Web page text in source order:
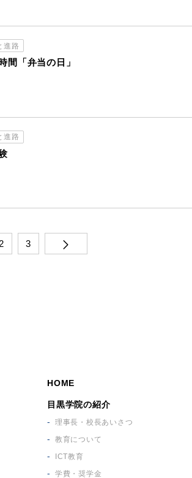
進路
間「弁当の日」
進路
2 3
HOME
目黒学院の紹介
理事長・校長あいさつ
教育について
ICT教育
学費・奨学金